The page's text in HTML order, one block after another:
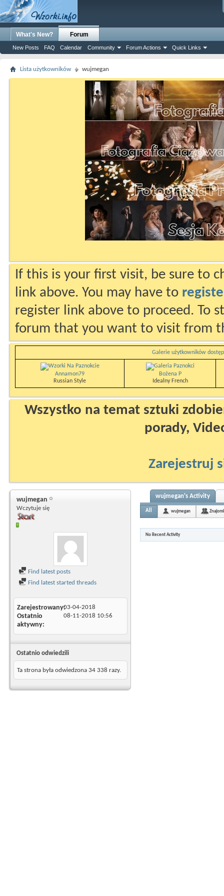
What's New? Forum
New Posts FAQ Calendar Community Forum Actions Quick Links
Lista użytkowników wujmegan
If this is your first visit, be sure to
link above. You may have to
register link above to proceed. To
forum that you want to visit from
Galerie użytkowników
Annamon79
Russian Style
Bożena P
Idealny French
Wszystko na temat sztuki
porady,
Zarejestruj
wujmegan
Wczytuje się
Find latest posts
Find latest started threads
Zarejestrowany03-04-2018
Ostatnio
aktywny
08-11-2018 10:56
Ostatnio odwiedzili
Ta strona była odwiedzona 34 338 razy.
wujmegan's Activity
All wujmegan Znajomi
No Recent Activity